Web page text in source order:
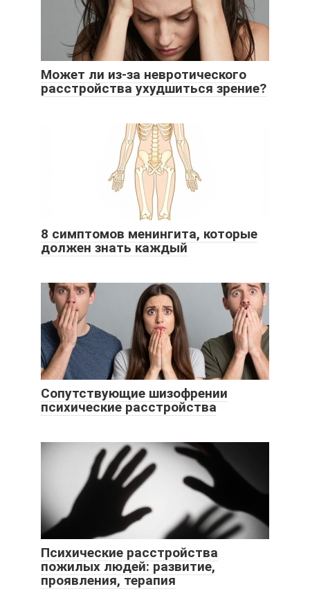
Может ли из-за невротического
расстройства ухудшиться зрение?
8 симптомов менингита, которые
должен знать каждый
Сопутствующие шизофрении
психические расстройства
Психические расстройства
пожилых людей: развитие,
проявления, терапия